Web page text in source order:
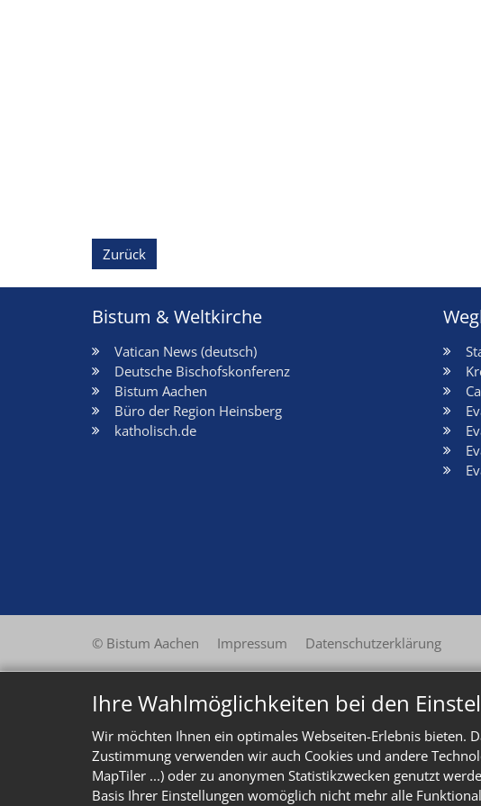
Ihre Wahlmöglichkeiten bei den
Wir möchten Ihnen ein optimales Webseiten-Erlebnis bieten.
Zustimmung verwenden wir auch Cookies und andere
MapTiler ...) oder zu anonymen Statistikzwecken genutzt
Basis Ihrer Einstellungen womöglich nicht mehr alle
Zurück
Bistum & Weltkirche
Vatican News (deutsch)
Deutsche Bischofskonferenz
Bistum Aachen
Büro der Region Heinsberg
katholisch.de
© Bistum Aachen Impressum Datenschutzerklärung